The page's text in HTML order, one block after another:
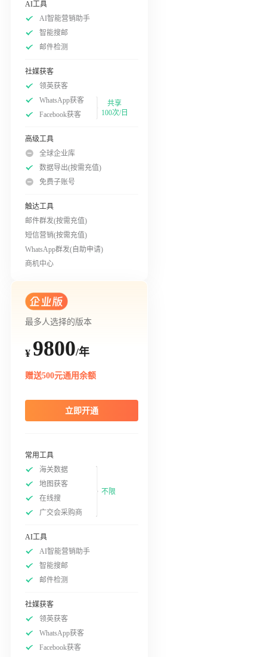
AI工具
AI智能营销助手
智能搜邮
邮件检测
社媒获客
领英获客
WhatsApp获客
Facebook获客
共享
100次/日
高级工具
全球企业库
数据导出(按需充值)
免费子账号
触达工具
邮件群发(按需充值)
短信营销(按需充值)
WhatsApp群发(自助申请)
商机中心
最多人选择的版本
¥ 9800/年
赠送500元通用余额
立即开通
常用工具
海关数据
地图获客
在线搜
广交会采购商
不限
AI工具
AI智能营销助手
智能搜邮
邮件检测
社媒获客
领英获客
WhatsApp获客
Facebook获客